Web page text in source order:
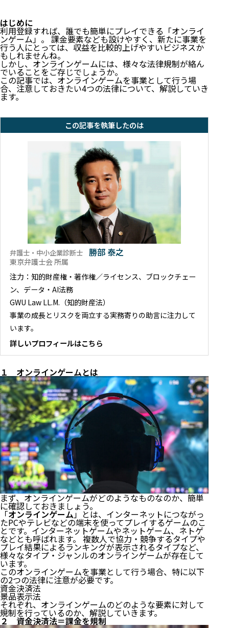
はじめに
利用登録すれば、誰でも簡単にプレイできる「オンライ
ンゲーム」。 課金要素なども設けやすく、新たに事業を
行う人にとっては、収益を比較的上げやすいビジネスか
もしれませんね。
しかし、オンラインゲームには、様々な法律規制が絡ん
でいることをご存じでしょうか。
この記事では、オンラインゲームを事業として行う場
合、注意しておきたい4つの法律について、解説していき
ます。
この記事を執筆したのは
弁護士・中小企業診断士 勝部 泰之
東京弁護士会 所属
注力：知的財産権・著作権／ライセンス、ブロックチェー
ン、データ・AI法務
GWU Law LL.M.（知的財産法）
事業の成長とリスクを両立する実務寄りの助言に注力して
います。
詳しいプロフィールはこちら
１ オンラインゲームとは
まず、オンラインゲームがどのようなものなのか、簡単
に確認しておきましょう。
「オンラインゲーム」とは、インターネットにつながっ
たPCやテレビなどの端末を使ってプレイするゲームのこ
とです。インターネットゲームやネットゲーム、ネトゲ
などとも呼ばれます。 複数人で協力・競争するタイプや
プレイ結果によるランキングが表示されるタイプなど、
様々なタイプ・ジャンルのオンラインゲームが存在して
います。
このオンラインゲームを事業として行う場合、特に以下
の2つの法律に注意が必要です。
資金決済法
景品表示法
それぞれ、オンラインゲームのどのような要素に対して
規制を行っているのか、解説していきます。
２ 資金決済法＝課金を規制